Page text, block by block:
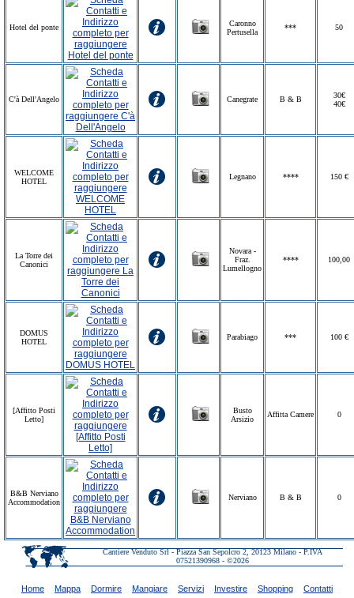
Hotel del ponte
Caronno
Pertusella
*** 50
C'à Dell'Angelo Canegrate B & B
30€
40€
WELCOME
HOTEL
Legnano **** 150 €
La Torre dei
Canonici
Novara -
Fraz.
Lumellogno
**** 100,00
DOMUS
HOTEL
Parabiago *** 100 €
[Affitto Posti
Letto]
Busto
Arsizio
Affitta Camere 0
B&B Nerviano
Accommodation
Nerviano B & B 0
Cantiere Venduto Srl - Piazza San Sepolcro 2, 20123 Milano - P.IVA
07521390968 - ©2026
Home Mappa Dormire Mangiare Servizi Investire Shopping Contatti